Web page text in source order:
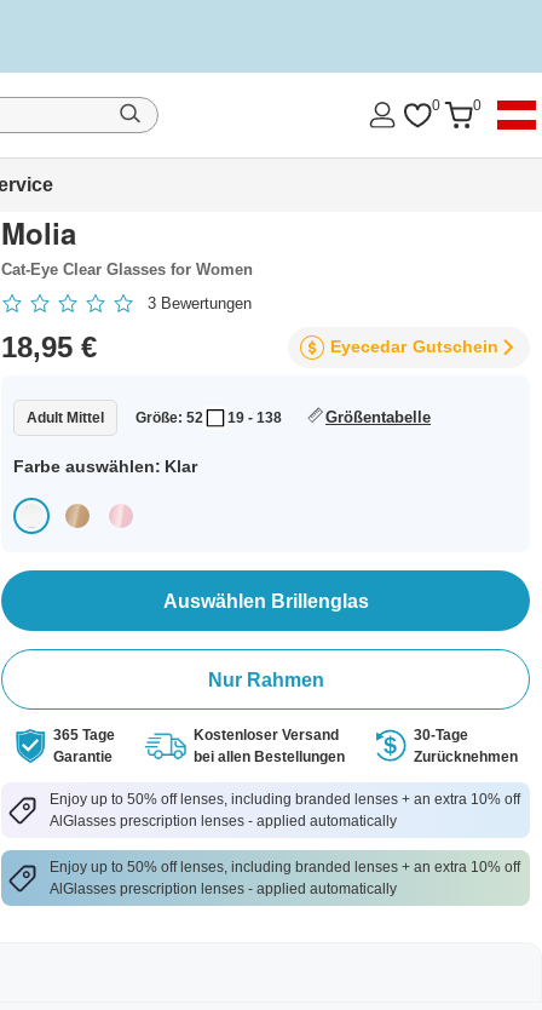
0 0
Molia
Cat-Eye Clear Glasses for Women
3 Bewertungen
18,95 € Eyecedar Gutschein
Adult Mittel Größe: 52 19 - 138 Größentabelle
Farbe auswählen: Klar
Auswählen Brillenglas
Nur Rahmen
365 Tage
Garantie
Kostenloser Versand
bei allen Bestellungen
30-Tage
Zurücknehmen
Enjoy up to 50% off lenses, including branded lenses + an extra 10% off
AlGlasses prescription lenses - applied automatically
Enjoy up to 50% off lenses, including branded lenses + an extra 10% off
AlGlasses prescription lenses - applied automatically